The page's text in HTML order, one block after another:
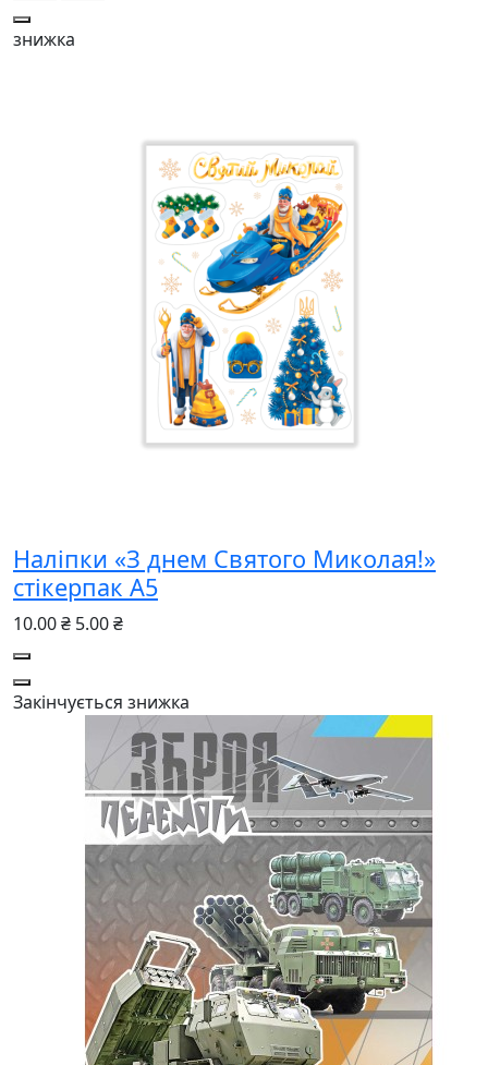
знижка
Наліпки «З днем Святого Миколая!»
стікерпак А5
10.00 ₴ 5.00 ₴
Закінчується знижка